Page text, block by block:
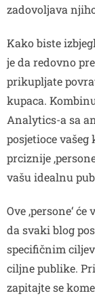
zadovoljava
Kako biste
je da redovno
prikupljate
kupaca.
Analytics-a sa
posjetioce
prciznije
vašu idealnu
Ove ‚persone‘
da svaki blog
specifičnim
ciljne publike.
zapitajte se